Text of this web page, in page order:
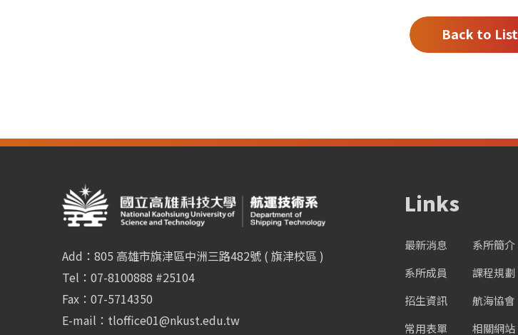
Back to List
Add：805 高雄市旗津區中洲三路482號 ( 旗津校區 )
Tel：07-8100888 #25104
Fax：07-5714350
E-mail： tloffice01@nkust.edu.tw
Links
最新消息
系所簡介
系所成員
課程規劃
招生資訊
航海協會
常用表單
相關網站